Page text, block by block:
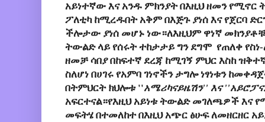
አይነተኛው እና አንዱ ምክንያት በእዚህ ዘመን
ፖለቲካ ከሚረዱበት አቅም በእጅጉ ያነሰ እና የጀርባ
ችሎታው ያነሰ መሆኑ ነው።ለእዚህም ዋነኛ
ትውልድ ላይ የሰሩት ተከታታይ ግን ደግሞ የጠለቀ የስነ-
ዘመቻ ሳበያ በከፍተኛ ደረጃ ከሚገኝ ምህር እስከ
ስለሆነ በሀገሩ የአምባ ገነኖችን ታግሎ ነፃነቱን
በትምህርት ክህሎቱ ''አሜሪካናይዜሽን'' እና
አፍርተናል።የእዚህ አይነቱ ትውልድ መገለጫዎች እና
መፍትሄ በተመለከተ በእዚህ አጭር ፅሁፍ ለመዘርዘር